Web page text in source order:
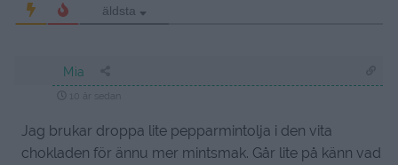
äldsta
Mia
10 år sedan
Jag brukar droppa lite pepparmintolja i den vita
chokladen för ännu mer mintsmak. Går lite på känn vad